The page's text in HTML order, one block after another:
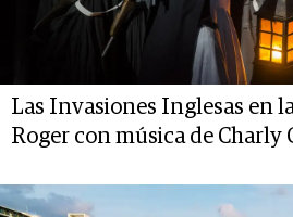
Las Invasiones Inglesas en
Roger con música de Charly